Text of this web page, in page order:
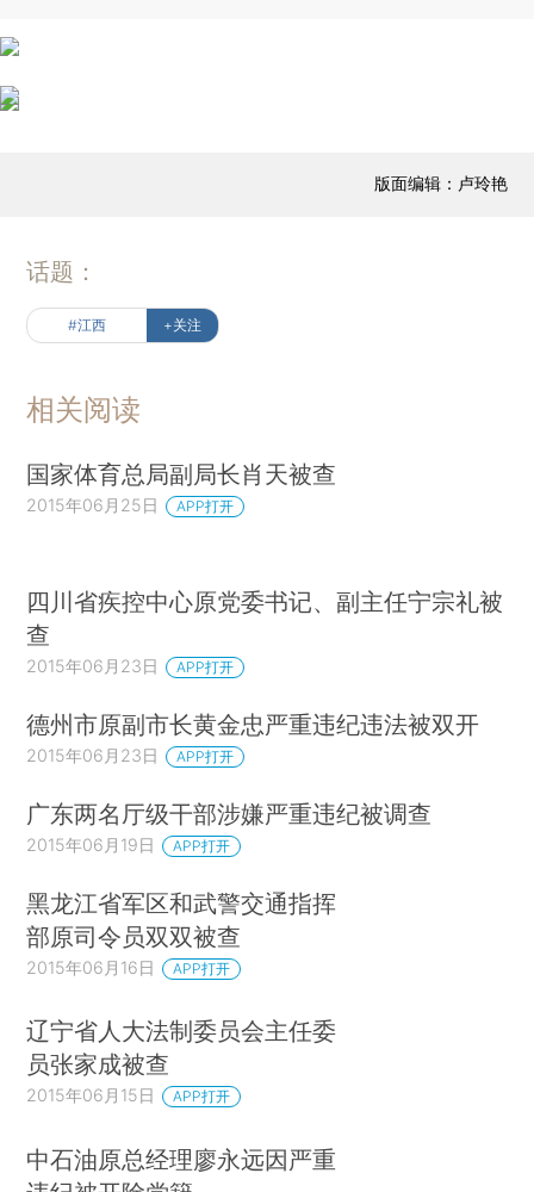
版面编辑：卢玲艳
话题：
#江西 +关注
相关阅读
国家体育总局副局长肖天被查
2015年06月25日 APP打开
四川省疾控中心原党委书记、副主任宁宗礼被
查
2015年06月23日 APP打开
德州市原副市长黄金忠严重违纪违法被双开
2015年06月23日 APP打开
广东两名厅级干部涉嫌严重违纪被调查
2015年06月19日 APP打开
黑龙江省军区和武警交通指挥
部原司令员双双被查
2015年06月16日 APP打开
辽宁省人大法制委员会主任委
员张家成被查
2015年06月15日 APP打开
中石油原总经理廖永远因严重